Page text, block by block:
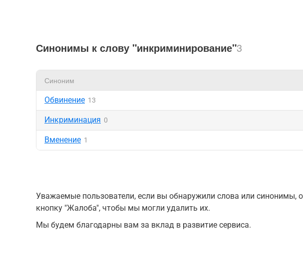
Синонимы к слову "инкриминирование"3
Синоним
Обвинение 13
Инкриминация 0
Вменение 1
Уважаемые пользователи, если вы обнаружили слова или синонимы,
кнопку "Жалоба", чтобы мы могли удалить их.
Мы будем благодарны вам за вклад в развитие сервиса.